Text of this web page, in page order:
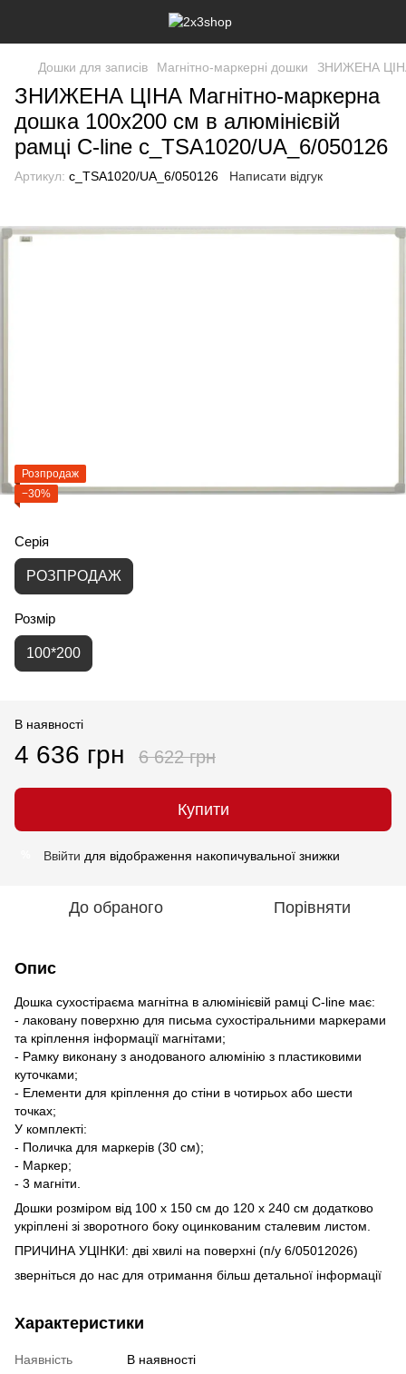
Дошки для записів Магнітно-маркерні дошки ЗНИЖЕНА ЦІНА
ЗНИЖЕНА ЦІНА Магнітно-маркерна
дошка 100x200 см в алюмінієвій
рамці C-line c_TSA1020/UA_6/050126
Артикул: c_TSA1020/UA_6/050126 Написати відгук
Розпродаж
−30%
Серія
РОЗПРОДАЖ
Розмір
100*200
В наявності
4 636 грн 6 622 грн
Купити
Ввійти для відображення накопичувальної знижки
До обраного Порівняти
Опис
Дошка сухостіраєма магнітна в алюмінієвій рамці C-line має:
- лаковану поверхню для письма сухостіральними маркерами
та кріплення інформації магнітами;
- Рамку виконану з анодованого алюмінію з пластиковими
куточками;
- Елементи для кріплення до стіни в чотирьох або шести
точках;
У комплекті:
- Поличка для маркерів (30 см);
- Маркер;
- 3 магніти.
Дошки розміром від 100 х 150 см до 120 х 240 см додатково
укріплені зі зворотного боку оцинкованим сталевим листом.
ПРИЧИНА УЦІНКИ: дві хвилі на поверхні (п/у 6/05012026)
зверніться до нас для отримання більш детальної інформації
Характеристики
Наявність
В наявності